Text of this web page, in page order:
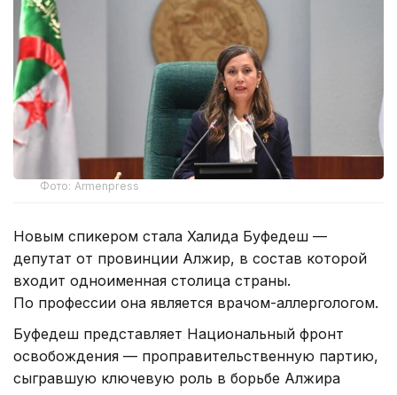
Фото: Armenpress
Новым спикером стала Халида Буфедеш —
депутат от провинции Алжир, в состав которой
входит одноименная столица страны.
По профессии она является врачом-аллергологом.
Буфедеш представляет Национальный фронт
освобождения — проправительственную партию,
сыгравшую ключевую роль в борьбе Алжира